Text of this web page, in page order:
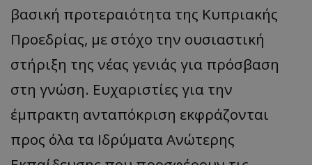
βασική προτεραιότητα της Κυπριακής
Προεδρίας, με στόχο την ουσιαστική
στήριξη της νέας γενιάς για πρόσβαση
στη γνώση. Ευχαριστίες για την
έμπρακτη ανταπόκριση εκφράζονται
προς όλα τα Ιδρύματα Ανώτερης